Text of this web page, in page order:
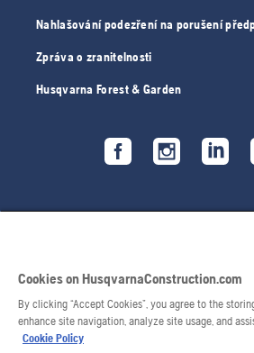
Nahlašování podezření na porušení
Zpráva o zranitelnosti
Husqvarna Forest & Garden
Cookies on HusqvarnaConstruction.com
By clicking “Accept Cookies”, you agree to the
enhance site navigation, analyze site usage, and
Cookie Policy